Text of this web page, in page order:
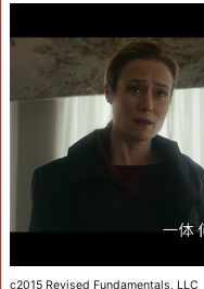
c2015 Revised Fundamentals, LLC